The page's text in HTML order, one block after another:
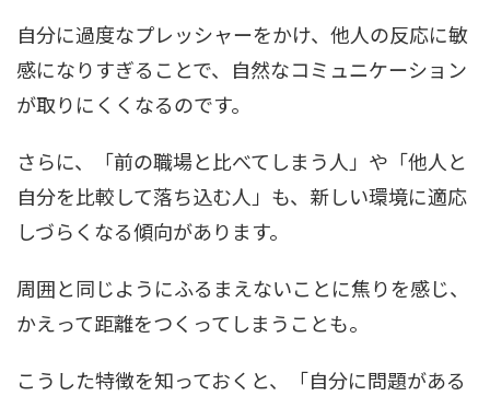
自分に過度なプレッシャーをかけ、他人の反応に敏
感になりすぎることで、自然なコミュニケーション
が取りにくくなるのです。
さらに、「前の職場と比べてしまう人」や「他人と
自分を比較して落ち込む人」も、新しい環境に適応
しづらくなる傾向があります。
周囲と同じようにふるまえないことに焦りを感じ、
かえって距離をつくってしまうことも。
こうした特徴を知っておくと、「自分に問題がある